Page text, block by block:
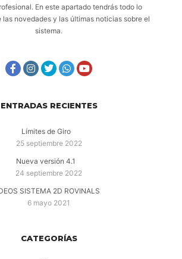
En este apartado tendrás todo lo
las novedades y las últimas noticias sobre el
sistema.
ENTRADAS RECIENTES
Límites de Giro
25 septiembre 2022
Nueva versión 4.1
24 septiembre 2022
SISTEMA 2D ROVINALS
6 mayo 2021
CATEGORÍAS